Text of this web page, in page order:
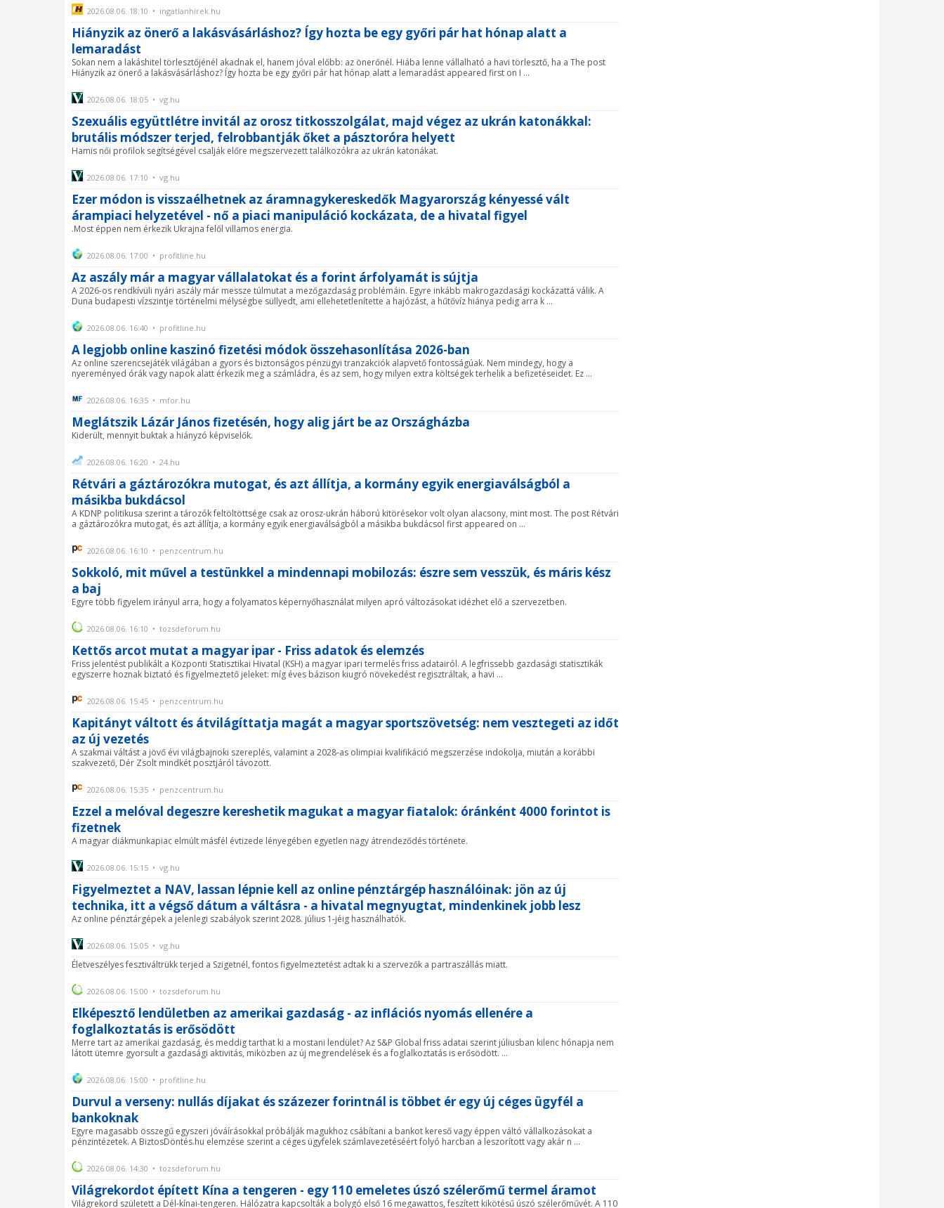
2026.08.06. 18:10 • ingatlanhirek.hu
Hiányzik az önerő a lakásvásárláshoz? Így hozta be egy győri pár hat hónap alatt a
lemaradást
Sokan nem a lakáshitel törlesztőjénél akadnak el, hanem jóval előbb: az önerőnél. Hiába lenne vállalható a havi törlesztő, ha a The post
Hiányzik az önerő a lakásvásárláshoz? Így hozta be egy győri pár hat hónap alatt a lemaradást appeared first on I ...
2026.08.06. 18:05 • vg.hu
Szexuális együttlétre invitál az orosz titkosszolgálat, majd végez az ukrán katonákkal:
brutális módszer terjed, felrobbantják őket a pásztoróra helyett
Hamis női profilok segítségével csalják előre megszervezett találkozókra az ukrán katonákat.
2026.08.06. 17:10 • vg.hu
Ezer módon is visszaélhetnek az áramnagykereskedők Magyarország kényessé vált
árampiaci helyzetével - nő a piaci manipuláció kockázata, de a hivatal figyel
.Most éppen nem érkezik Ukrajna felől villamos energia.
2026.08.06. 17:00 • profitline.hu
Az aszály már a magyar vállalatokat és a forint árfolyamát is sújtja
A 2026-os rendkívüli nyári aszály már messze túlmutat a mezőgazdaság problémáin. Egyre inkább makrogazdasági kockázattá válik. A
Duna budapesti vízszintje történelmi mélységbe süllyedt, ami ellehetetlenítette a hajózást, a hűtővíz hiánya pedig arra k ...
2026.08.06. 16:40 • profitline.hu
A legjobb online kaszinó fizetési módok összehasonlítása 2026-ban
Az online szerencsejáték világában a gyors és biztonságos pénzügyi tranzakciók alapvető fontosságúak. Nem mindegy, hogy a
nyereményed órák vagy napok alatt érkezik meg a számládra, és az sem, hogy milyen extra költségek terhelik a befizetéseidet. Ez ...
2026.08.06. 16:35 • mfor.hu
Meglátszik Lázár János fizetésén, hogy alig járt be az Országházba
Kiderült, mennyit buktak a hiányzó képviselők.
2026.08.06. 16:20 • 24.hu
Rétvári a gáztározókra mutogat, és azt állítja, a kormány egyik energiaválságból a
másikba bukdácsol
A KDNP politikusa szerint a tározók feltöltöttsége csak az orosz-ukrán háború kitörésekor volt olyan alacsony, mint most. The post Rétvári
a gáztározókra mutogat, és azt állítja, a kormány egyik energiaválságból a másikba bukdácsol first appeared on ...
2026.08.06. 16:10 • penzcentrum.hu
Sokkoló, mit művel a testünkkel a mindennapi mobilozás: észre sem vesszük, és máris kész
a baj
Egyre több figyelem irányul arra, hogy a folyamatos képernyőhasználat milyen apró változásokat idézhet elő a szervezetben.
2026.08.06. 16:10 • tozsdeforum.hu
Kettős arcot mutat a magyar ipar - Friss adatok és elemzés
Friss jelentést publikált a Központi Statisztikai Hivatal (KSH) a magyar ipari termelés friss adatairól. A legfrissebb gazdasági statisztikák
egyszerre hoznak biztató és figyelmeztető jeleket: míg éves bázison kiugró növekedést regisztráltak, a havi ...
2026.08.06. 15:45 • penzcentrum.hu
Kapitányt váltott és átvilágíttatja magát a magyar sportszövetség: nem vesztegeti az időt
az új vezetés
A szakmai váltást a jövő évi világbajnoki szereplés, valamint a 2028-as olimpiai kvalifikáció megszerzése indokolja, miután a korábbi
szakvezető, Dér Zsolt mindkét posztjáról távozott.
2026.08.06. 15:35 • penzcentrum.hu
Ezzel a melóval degeszre kereshetik magukat a magyar fiatalok: óránként 4000 forintot is
fizetnek
A magyar diákmunkapiac elmúlt másfél évtizede lényegében egyetlen nagy átrendeződés története.
2026.08.06. 15:15 • vg.hu
Figyelmeztet a NAV, lassan lépnie kell az online pénztárgép használóinak: jön az új
technika, itt a végső dátum a váltásra - a hivatal megnyugtat, mindenkinek jobb lesz
Az online pénztárgépek a jelenlegi szabályok szerint 2028. július 1-jéig használhatók.
2026.08.06. 15:05 • vg.hu
Életveszélyes fesztiváltrükk terjed a Szigetnél, fontos figyelmeztetést adtak ki a szervezők a partraszállás miatt.
2026.08.06. 15:00 • tozsdeforum.hu
Elképesztő lendületben az amerikai gazdaság - az inflációs nyomás ellenére a
foglalkoztatás is erősödött
Merre tart az amerikai gazdaság, és meddig tarthat ki a mostani lendület? Az S&P Global friss adatai szerint júliusban kilenc hónapja nem
látott ütemre gyorsult a gazdasági aktivitás, miközben az új megrendelések és a foglalkoztatás is erősödött. ...
2026.08.06. 15:00 • profitline.hu
Durvul a verseny: nullás díjakat és százezer forintnál is többet ér egy új céges ügyfél a
bankoknak
Egyre magasabb összegű egyszeri jóváírásokkal próbálják magukhoz csábítani a bankot kereső vagy éppen váltó vállalkozásokat a
pénzintézetek. A BiztosDöntés.hu elemzése szerint a céges ügyfelek számlavezetéséért folyó harcban a leszorított vagy akár n ...
2026.08.06. 14:30 • tozsdeforum.hu
Világrekordot épített Kína a tengeren - egy 110 emeletes úszó szélerőmű termel áramot
Világrekord született a Dél-kínai-tengeren. Hálózatra kapcsolták a bolygó első 16 megawattos, feszített kikötésű úszó szélerőművét. A 110